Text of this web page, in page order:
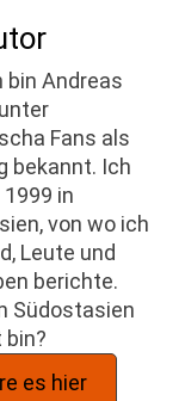
bin Andreas
Fans als
bekannt. Ich
in
von wo ich
Leute und
berichte.
Südostasien
bin?
es hier